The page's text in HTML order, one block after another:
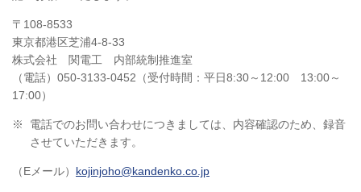
〒108-8533
東京都港区芝浦4-8-33
株式会社 関電工 内部統制推進室
（電話） 050-3133-0452 （受付時間：平日8:30～12:00 13:00～
17:00）
※
電話でのお問い合わせにつきましては、内容確認のため、録音
させていただきます。
（Eメール） kojinjoho@kandenko.co.jp